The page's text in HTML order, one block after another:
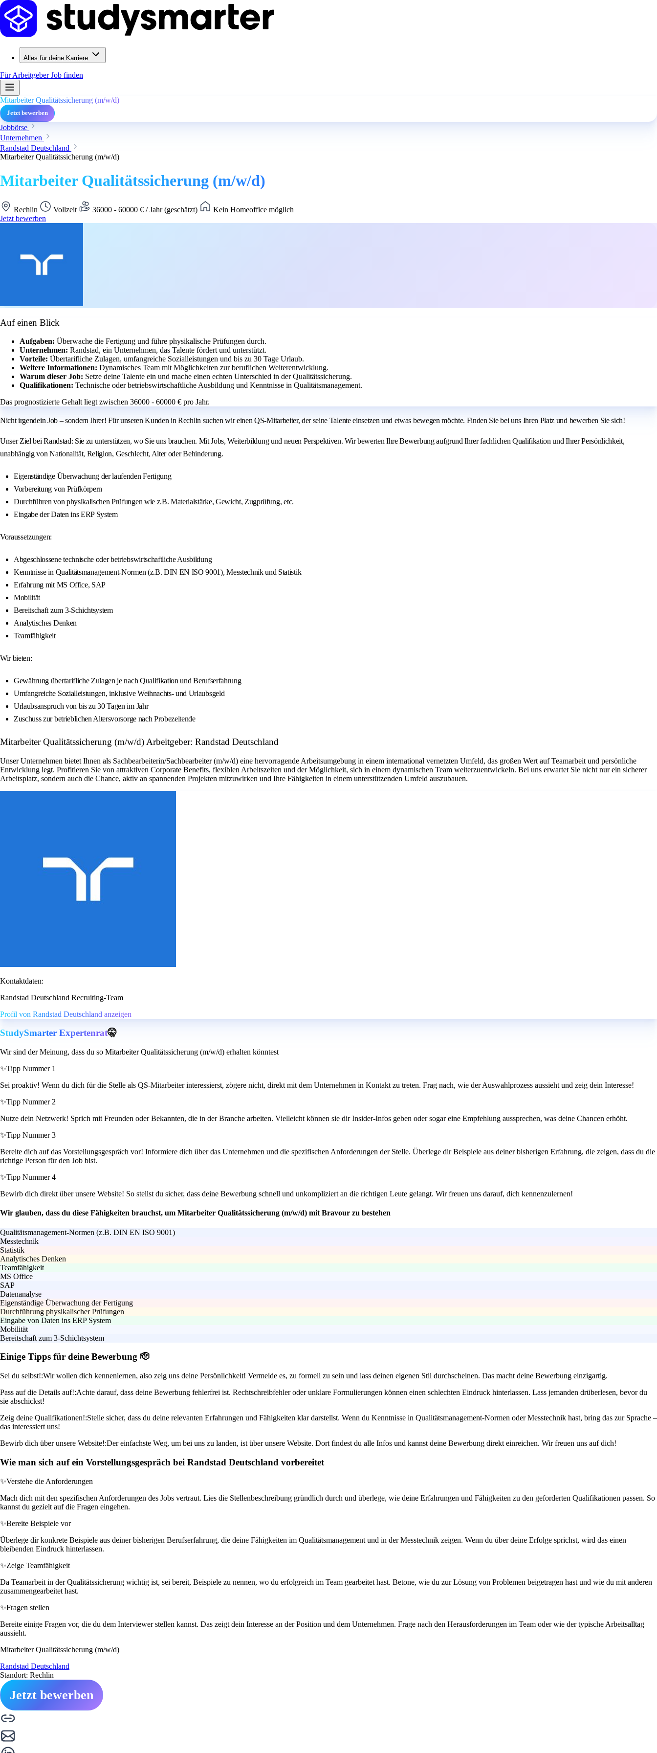
Alles für deine Karriere
Für ArbeitgeberJob finden
Mitarbeiter Qualitätssicherung (m/w/d)
Jetzt bewerben
Jobbörse
Unternehmen
Randstad Deutschland
Mitarbeiter Qualitätssicherung (m/w/d)
Mitarbeiter Qualitätssicherung (m/w/d)
Rechlin Vollzeit 36000 - 60000 € / Jahr (geschätzt)
Kein Homeoffice möglich
Jetzt bewerben
Auf einen Blick
Aufgaben: Überwache die Fertigung und führe physikalische Prüfungen durch.
Unternehmen: Randstad, ein Unternehmen, das Talente fördert und unterstützt.
Vorteile: Übertarifliche Zulagen, umfangreiche Sozialleistungen und bis zu 30 Tage Urlaub.
Weitere Informationen: Dynamisches Team mit Möglichkeiten zur beruflichen Weiterentwicklung.
Warum dieser Job: Setze deine Talente ein und mache einen echten Unterschied in der Qualitätssicherung.
Qualifikationen: Technische oder betriebswirtschaftliche Ausbildung und Kenntnisse in Qualitätsmanagement.
Das prognostizierte Gehalt liegt zwischen 36000 - 60000 € pro Jahr.
Nicht irgendein Job – sondern Ihrer! Für unseren Kunden in Rechlin suchen wir einen QS-Mitarbeiter, der seine Talente einsetzen und etwas bewegen möchte. Finden Sie bei uns Ihren Platz und bewerben Sie sich!
Unser Ziel bei Randstad: Sie zu unterstützen, wo Sie uns brauchen. Mit Jobs, Weiterbildung und neuen Perspektiven. Wir bewerten Ihre Bewerbung aufgrund Ihrer fachlichen Qualifikation und Ihrer Persönlichkeit,
unabhängig von Nationalität, Religion, Geschlecht, Alter oder Behinderung.
Eigenständige Überwachung der laufenden Fertigung
Vorbereitung von Prüfkörpern
Durchführen von physikalischen Prüfungen wie z.B. Materialstärke, Gewicht, Zugprüfung, etc.
Eingabe der Daten ins ERP System
Voraussetzungen:
Abgeschlossene technische oder betriebswirtschaftliche Ausbildung
Kenntnisse in Qualitätsmanagement-Normen (z.B. DIN EN ISO 9001), Messtechnik und Statistik
Erfahrung mit MS Office, SAP
Mobilität
Bereitschaft zum 3-Schichtsystem
Analytisches Denken
Teamfähigkeit
Wir bieten:
Gewährung übertarifliche Zulagen je nach Qualifikation und Berufserfahrung
Umfangreiche Sozialleistungen, inklusive Weihnachts- und Urlaubsgeld
Urlaubsanspruch von bis zu 30 Tagen im Jahr
Zuschuss zur betrieblichen Altersvorsorge nach Probezeitende
Mitarbeiter Qualitätssicherung (m/w/d) Arbeitgeber: Randstad Deutschland
Unser Unternehmen bietet Ihnen als Sachbearbeiterin/Sachbearbeiter (m/w/d) eine hervorragende Arbeitsumgebung in einem international vernetzten Umfeld, das großen Wert auf Teamarbeit und persönliche
Entwicklung legt. Profitieren Sie von attraktiven Corporate Benefits, flexiblen Arbeitszeiten und der Möglichkeit, sich in einem dynamischen Team weiterzuentwickeln. Bei uns erwartet Sie nicht nur ein sicherer
Arbeitsplatz, sondern auch die Chance, aktiv an spannenden Projekten mitzuwirken und Ihre Fähigkeiten in einem unterstützenden Umfeld auszubauen.
Kontaktdaten:
Randstad Deutschland Recruiting-Team
Profil von Randstad Deutschland anzeigen
StudySmarter Expertenrat🤫
Wir sind der Meinung, dass du so Mitarbeiter Qualitätssicherung (m/w/d) erhalten könntest
✨Tipp Nummer 1
Sei proaktiv! Wenn du dich für die Stelle als QS-Mitarbeiter interessierst, zögere nicht, direkt mit dem Unternehmen in Kontakt zu treten. Frag nach, wie der Auswahlprozess aussieht und zeig dein Interesse!
✨Tipp Nummer 2
Nutze dein Netzwerk! Sprich mit Freunden oder Bekannten, die in der Branche arbeiten. Vielleicht können sie dir Insider-Infos geben oder sogar eine Empfehlung aussprechen, was deine Chancen erhöht.
✨Tipp Nummer 3
Bereite dich auf das Vorstellungsgespräch vor! Informiere dich über das Unternehmen und die spezifischen Anforderungen der Stelle. Überlege dir Beispiele aus deiner bisherigen Erfahrung, die zeigen, dass du die
richtige Person für den Job bist.
✨Tipp Nummer 4
Bewirb dich direkt über unsere Website! So stellst du sicher, dass deine Bewerbung schnell und unkompliziert an die richtigen Leute gelangt. Wir freuen uns darauf, dich kennenzulernen!
Wir glauben, dass du diese Fähigkeiten brauchst, um Mitarbeiter Qualitätssicherung (m/w/d) mit Bravour zu bestehen
Qualitätsmanagement-Normen (z.B. DIN EN ISO 9001)
Messtechnik
Statistik
Analytisches Denken
Teamfähigkeit
MS Office
SAP
Datenanalyse
Eigenständige Überwachung der Fertigung
Durchführung physikalischer Prüfungen
Eingabe von Daten ins ERP System
Mobilität
Bereitschaft zum 3-Schichtsystem
Einige Tipps für deine Bewerbung 🫡
Sei du selbst!:Wir wollen dich kennenlernen, also zeig uns deine Persönlichkeit! Vermeide es, zu formell zu sein und lass deinen eigenen Stil durchscheinen. Das macht deine Bewerbung einzigartig.
Pass auf die Details auf!:Achte darauf, dass deine Bewerbung fehlerfrei ist. Rechtschreibfehler oder unklare Formulierungen können einen schlechten Eindruck hinterlassen. Lass jemanden drüberlesen, bevor du
sie abschickst!
Zeig deine Qualifikationen!:Stelle sicher, dass du deine relevanten Erfahrungen und Fähigkeiten klar darstellst. Wenn du Kenntnisse in Qualitätsmanagement-Normen oder Messtechnik hast, bring das zur Sprache –
das interessiert uns!
Bewirb dich über unsere Website!:Der einfachste Weg, um bei uns zu landen, ist über unsere Website. Dort findest du alle Infos und kannst deine Bewerbung direkt einreichen. Wir freuen uns auf dich!
Wie man sich auf ein Vorstellungsgespräch bei Randstad Deutschland vorbereitet
✨Verstehe die Anforderungen
Mach dich mit den spezifischen Anforderungen des Jobs vertraut. Lies die Stellenbeschreibung gründlich durch und überlege, wie deine Erfahrungen und Fähigkeiten zu den geforderten Qualifikationen passen. So
kannst du gezielt auf die Fragen eingehen.
✨Bereite Beispiele vor
Überlege dir konkrete Beispiele aus deiner bisherigen Berufserfahrung, die deine Fähigkeiten im Qualitätsmanagement und in der Messtechnik zeigen. Wenn du über deine Erfolge sprichst, wird das einen
bleibenden Eindruck hinterlassen.
✨Zeige Teamfähigkeit
Da Teamarbeit in der Qualitätssicherung wichtig ist, sei bereit, Beispiele zu nennen, wo du erfolgreich im Team gearbeitet hast. Betone, wie du zur Lösung von Problemen beigetragen hast und wie du mit anderen
zusammengearbeitet hast.
✨Fragen stellen
Bereite einige Fragen vor, die du dem Interviewer stellen kannst. Das zeigt dein Interesse an der Position und dem Unternehmen. Frage nach den Herausforderungen im Team oder wie der typische Arbeitsalltag
aussieht.
Mitarbeiter Qualitätssicherung (m/w/d)
Randstad Deutschland
Standort: Rechlin
Jetzt bewerben